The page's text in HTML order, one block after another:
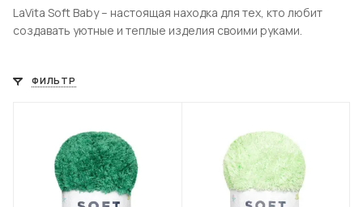
LaVita Soft Baby – настоящая находка для тех, кто любит
создавать уютные и теплые изделия своими руками.
ФИЛЬТР